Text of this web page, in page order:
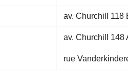
av. Churchill 118
av. Churchill 148
rue